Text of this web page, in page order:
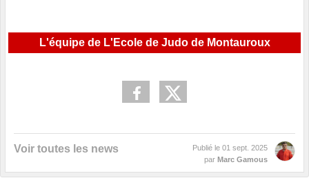
L'équipe de L'Ecole de Judo de Montauroux
Voir toutes les news Publié le 01 sept. 2025
par Marc Gamous